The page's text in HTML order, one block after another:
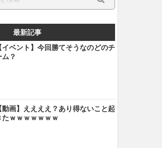
最新記事
イベント】今回勝てそうなのどのチ
ム？
動画】ええええ？あり得ないこと起
たｗｗｗｗｗｗｗ